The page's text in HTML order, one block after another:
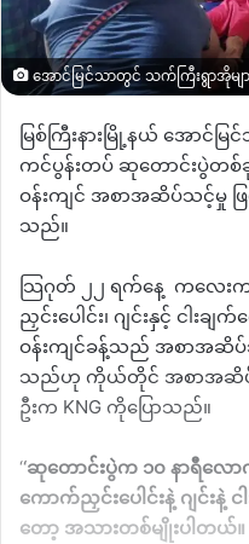
အောင်မြင်သာတွင် သက်ကြီးရွာအိုမျ
မြစ်ကြီးနားမြို့နယ် အောင်မ
ကင်ပွန်းတပ် ဆုတောင်းပွဲတ
ဝန်းကျင် အစာအဆိပ်သင့်မှု ဖြ
သည်။
သြဂုတ် ၂၂ ရက်နေ့ ကလေး
ညှင်းပေါင်း၊ ဂျင်းနှင့် ငါးခ
ဝန်းကျင်ခန့်သည် အစာအဆိပ်သ
သည်ဟု ကိုယ်တိုင် အစာအဆိပ်
ဦးက KNG ကိုပြောသည်။
‘‘ဆုတောင်းပွဲက ၁၀ နာရီလ
ကောက်ညှင်းပေါင်းနဲ့ ဂျင်းနဲ့
တော့ အသားတစ်မျိုးပါတယ်။